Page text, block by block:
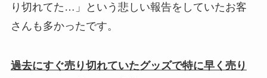
り切れてた…」という悲しい報告をしていたお客
さんも多かったです。
過去にすぐ売り切れていたグッズで特に早く売り